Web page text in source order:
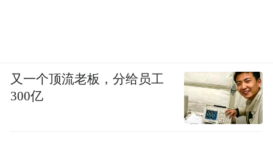
又一个顶流老板，分给员工
300亿